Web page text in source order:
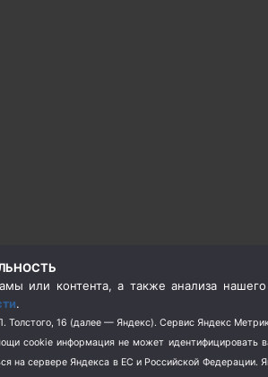
или контента, а также анализа
.
16 (далее — Яндекс). Сервис Яндекс
cookie информация не может идентифицировать
на сервере Яндекса в ЕС и Российской